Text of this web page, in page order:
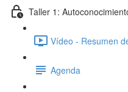
Taller 1:
Vídeo - Resumen
Agenda